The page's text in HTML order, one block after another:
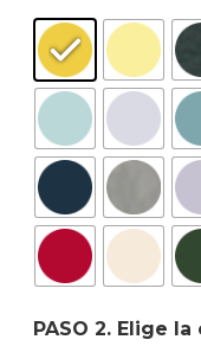
PASO 2. Elige